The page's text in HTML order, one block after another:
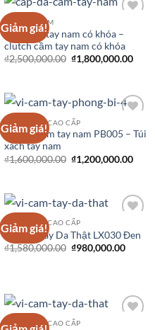
Giảm giá!
Wishlist
CLUTCH NAM
Cặp cầm tay nam có khóa –
clutch cầm tay nam có khóa
₫2,500,000.00 ₫1,800,000.00
Giảm giá!
Wishlist
VÍ CẦM TAY CAO CẤP
Clutch cầm tay nam PB005 – Túi
xách tay nam
₫1,600,000.00 ₫1,200,000.00
Giảm giá!
Wishlist
VÍ CẦM TAY CAO CẤP
Ví Cầm Tay Da Thật LX030 Đen
₫1,580,000.00 ₫980,000.00
VÍ CẦM TAY CAO CẤP